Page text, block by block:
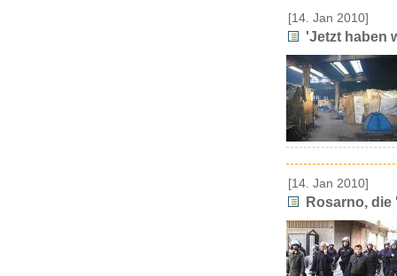
[14. Jan 2010]
'Jetzt haben
[14. Jan 2010]
Rosarno, die